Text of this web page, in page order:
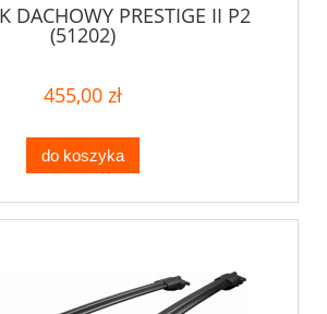
DACHOWY PRESTIGE II P2
(51202)
455,00 zł
do koszyka